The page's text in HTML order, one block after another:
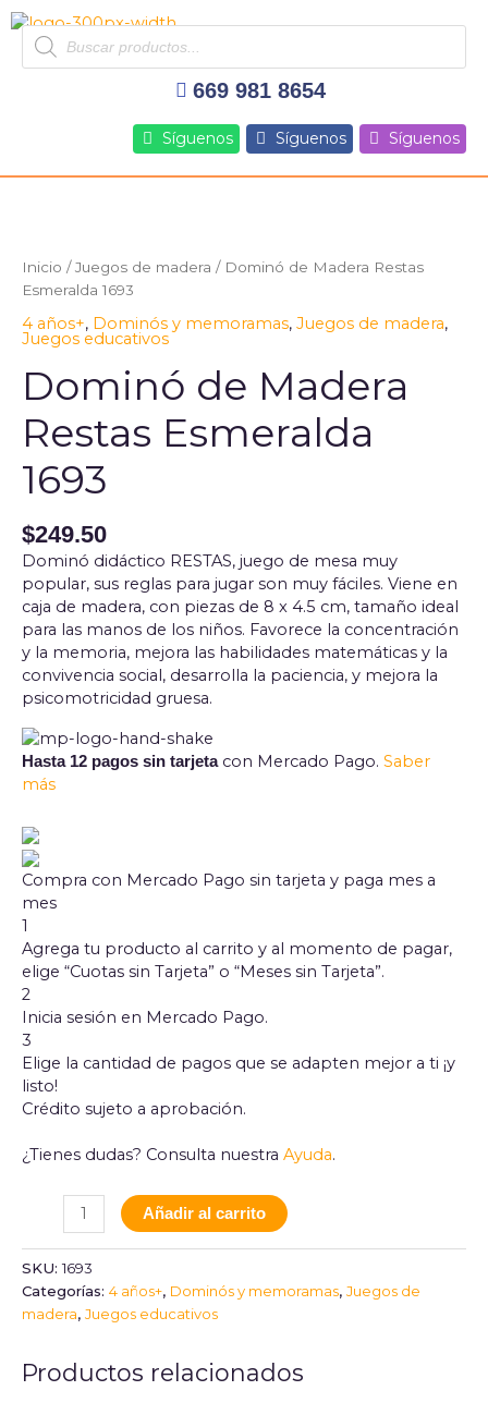
al
contenido
Products
search
669 981 8654
Síguenos Síguenos Síguenos
Inicio /Juegos de madera / Dominó de Madera Restas
Esmeralda 1693
4 años+, Dominós y memoramas, Juegos de madera,
Juegos educativos
Dominó de Madera
Restas Esmeralda
1693
$249.50
Dominó didáctico RESTAS, juego de mesa muy
popular, sus reglas para jugar son muy fáciles. Viene en
caja de madera, con piezas de 8 x 4.5 cm, tamaño ideal
para las manos de los niños. Favorece la concentración
y la memoria, mejora las habilidades matemáticas y la
convivencia social, desarrolla la paciencia, y mejora la
psicomotricidad gruesa.
Hasta 12 pagos sin tarjetacon Mercado Pago. Saber
más
Compra con Mercado Pago sin tarjeta y paga mes a
mes
1
Agrega tu producto al carrito y al momento de pagar,
elige “Cuotas sin Tarjeta” o “Meses sin Tarjeta”.
2
Inicia sesión en Mercado Pago.
3
Elige la cantidad de pagos que se adapten mejor a ti ¡y
listo!
Crédito sujeto a aprobación.
¿Tienes dudas? Consulta nuestra Ayuda.
Madera
Restas
1693
cantidad
Añadir al carrito
SKU:1693
Categorías: 4 años+, Dominós y memoramas, Juegos de
madera, Juegos educativos
Productos relacionados